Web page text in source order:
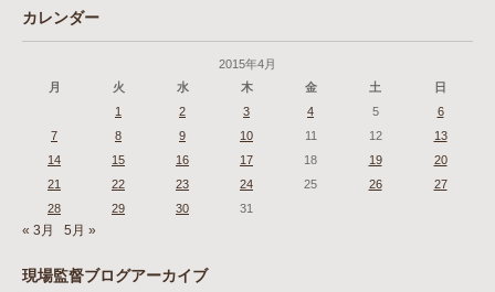
カレンダー
2015年4月
月
火 水 木 金 土
日
1
2 3 4 5
6
7
8 9 10 11 12
13
14
15 16 17 18 19
20
21
22 23 24 25 26
27
28
29 30 31
« 3月 5月 »
現場監督ブログアーカイブ